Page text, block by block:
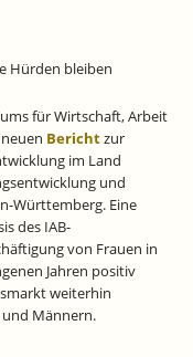
Hürden bleiben
für Wirtschaft, Arbeit
Berichtzur
im Land
und
Württemberg. Eine
des IAB-
von Frauen in
Jahren positiv
weiterhin
Männern.